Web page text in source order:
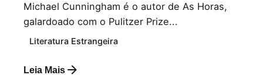
Michael Cunningham é o autor de As Horas,
galardoado com o Pulitzer Prize...
Literatura Estrangeira
Leia Mais